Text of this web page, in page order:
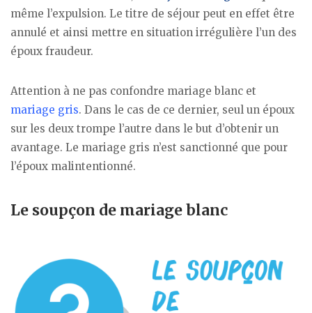
même l’expulsion. Le titre de séjour peut en effet être
annulé et ainsi mettre en situation irrégulière l’un des
époux fraudeur.
Attention à ne pas confondre mariage blanc et
mariage gris. Dans le cas de ce dernier, seul un époux
sur les deux trompe l’autre dans le but d’obtenir un
avantage. Le mariage gris n’est sanctionné que pour
l’époux malintentionné.
Le soupçon de mariage blanc